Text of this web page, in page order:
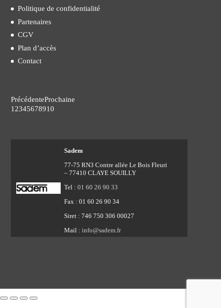
Politique de confidentialité
Partenaires
CGV
Plan d’accès
Contact
PrécédenteProchaine
12345678910
Sadem
77-75 RN3 Contre allée Le Bois Fleuri
– 77410 CLAYE SOUILLY
Tel : 01 60 26 90 33
Fax : 01 60 26 90 34
Siret : 746 750 306 00027
Mail : info@sadem.fr